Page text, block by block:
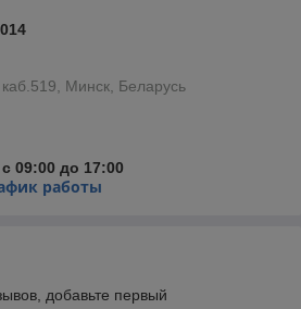
Минск, Беларусь
09:00 до 17:00
работы
добавьте первый